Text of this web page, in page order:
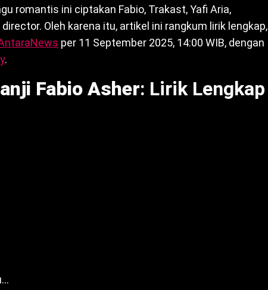
romantis ini ciptakan Fabio, Trakast, Yafi Aria,
Oleh karena itu, artikel ini rangkum lirik lengkap,
per 11 September 2025, 14:00 WIB, dengan
.
Fabio Asher: Lirik Lengkap